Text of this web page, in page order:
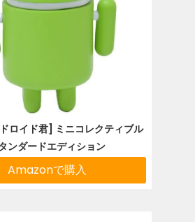
イド君] ミニコレクティブル
ンダードエディション
Amazonで購入